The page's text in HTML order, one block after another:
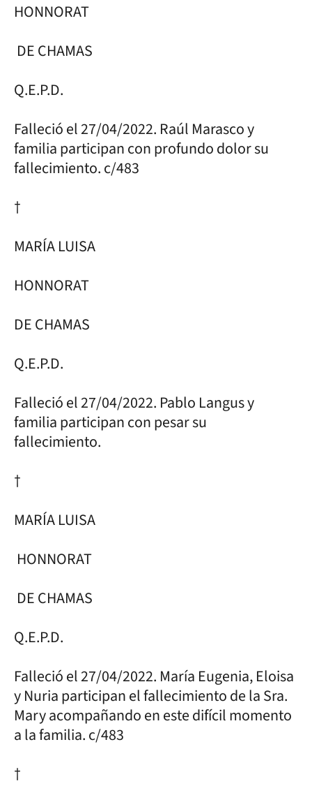
HONNORAT
DE CHAMAS
Q.E.P.D.
Falleció el 27/04/2022. Raúl Marasco y
familia participan con profundo dolor su
fallecimiento. c/483
†
MARÍA LUISA
HONNORAT
DE CHAMAS
Q.E.P.D.
Falleció el 27/04/2022. Pablo Langus y
familia participan con pesar su
fallecimiento.
†
MARÍA LUISA
HONNORAT
DE CHAMAS
Q.E.P.D.
Falleció el 27/04/2022. María Eugenia, Eloisa
y Nuria participan el fallecimiento de la Sra.
Mary acompañando en este difícil momento
a la familia. c/483
†